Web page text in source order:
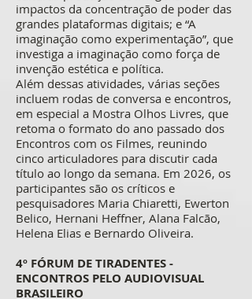
impactos da concentração de poder das
grandes plataformas digitais; e “A
imaginação como experimentação”, que
investiga a imaginação como força de
invenção estética e política.
Além dessas atividades, várias seções
incluem rodas de conversa e encontros,
em especial a Mostra Olhos Livres, que
retoma o formato do ano passado dos
Encontros com os Filmes, reunindo
cinco articuladores para discutir cada
título ao longo da semana. Em 2026, os
participantes são os críticos e
pesquisadores Maria Chiaretti, Ewerton
Belico, Hernani Heffner, Alana Falcão,
Helena Elias e Bernardo Oliveira.
4º FÓRUM DE TIRADENTES -
ENCONTROS PELO AUDIOVISUAL
BRASILEIRO